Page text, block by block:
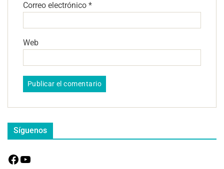
Correo electrónico *
Web
Síguenos